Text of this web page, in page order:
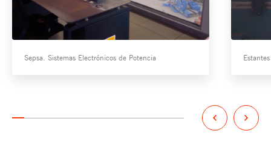
Sepsa. Sistemas Electrónicos de Potencia